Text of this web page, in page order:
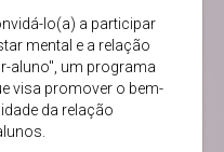
lo(a) a participar
mental e a relação
aluno", um programa
visa promover o bem-
da relação